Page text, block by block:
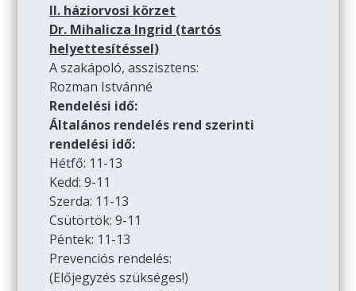
II. háziorvosi körzet
Dr. Mihalicza Ingrid (tartós
helyettesítéssel)
A szakápoló, asszisztens:
Rozman Istvánné
Rendelési idő:
Általános rendelés rend szerinti
rendelési idő:
Hétfő: 11-13
Kedd: 9-11
Szerda: 11-13
Csütörtök: 9-11
Péntek: 11-13
Prevenciós rendelés:
(Előjegyzés szükséges!)